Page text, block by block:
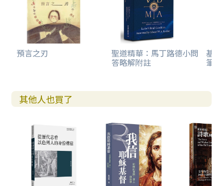
參考書目
邱清萍其他著作
預言之刃 聖道精華：馬丁路德小問
答略解附註
基
筆
其他人也買了